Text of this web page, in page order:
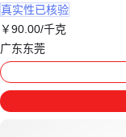
真实性已核验
￥90 .00/千克
广东东莞